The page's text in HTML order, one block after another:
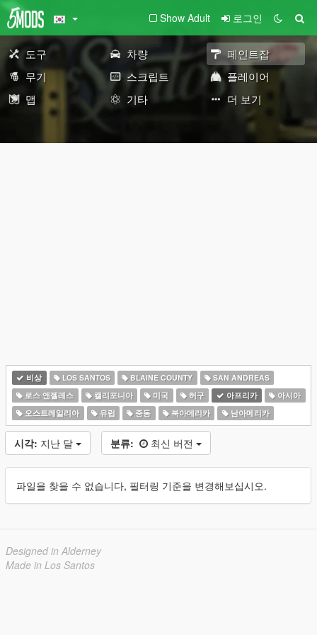
Show Adult 로그인
도구 차량
페인트잡
무기
스크립트
플레이어
맵
기타 더 보기
비상 LOS SANTOS BLAINE COUNTY
SAN ANDREAS
로스 앤젤레스
캘리포니아 미국 허구 아프리카
아시아
오스트레일리아
유럽 중동 북아메리카 남아메리카
시각: 지난 달 분류: 최신 버전
파일을 찾을 수 없습니다, 필터링 기준을 변경해보십시오.
Designed in Alderney
Made in Los Santos